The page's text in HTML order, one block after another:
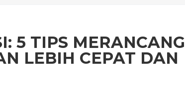
5 TIPS MERANCANG
LEBIH CEPAT DAN